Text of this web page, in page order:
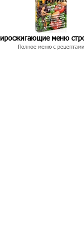
меню
Полное меню с рецептами